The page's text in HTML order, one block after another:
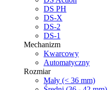
DS PH
DS-X
DS-2
DS-1
Mechanizm
Kwarcowy
Automatyczny
Rozmiar
Mały (< 36 mm)